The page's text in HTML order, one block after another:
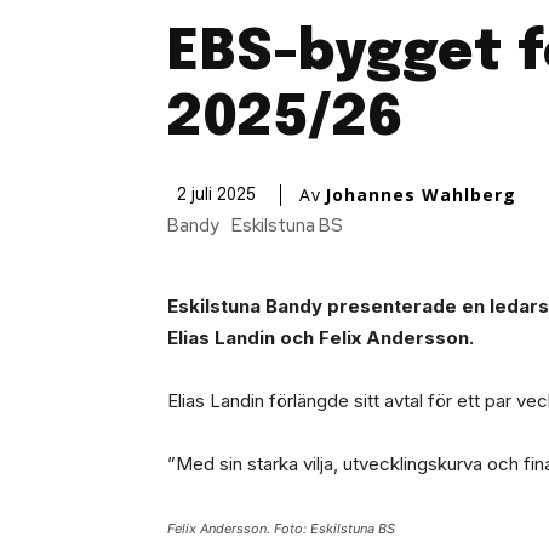
EBS-bygget
2025/26
2 juli 2025 Av Johannes Wahlberg
Bandy Eskilstuna BS
Eskilstuna Bandy presenterade en
Elias Landin och Felix Andersson.
Elias Landin förlängde sitt avtal för ett par
”Med sin starka vilja, utvecklingskurva och
Felix Andersson. Foto: Eskilstuna BS